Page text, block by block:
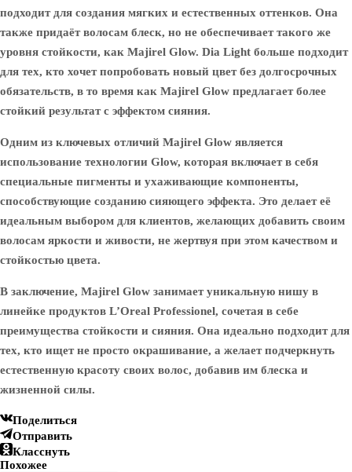
подходит для создания мягких и естественных оттенков. Она
также придаёт волосам блеск, но не обеспечивает такого же
уровня стойкости, как Majirel Glow. Dia Light больше подходит
для тех, кто хочет попробовать новый цвет без долгосрочных
обязательств, в то время как Majirel Glow предлагает более
стойкий результат с эффектом сияния.
Одним из ключевых отличий Majirel Glow является
использование технологии Glow, которая включает в себя
специальные пигменты и ухаживающие компоненты,
способствующие созданию сияющего эффекта. Это делает её
идеальным выбором для клиентов, желающих добавить своим
волосам яркости и живости, не жертвуя при этом качеством и
стойкостью цвета.
В заключение, Majirel Glow занимает уникальную нишу в
линейке продуктов L’Oreal Professionel, сочетая в себе
преимущества стойкости и сияния. Она идеально подходит для
тех, кто ищет не просто окрашивание, а желает подчеркнуть
естественную красоту своих волос, добавив им блеска и
жизненной силы.
Поделиться
Отправить
Класснуть
Похожее